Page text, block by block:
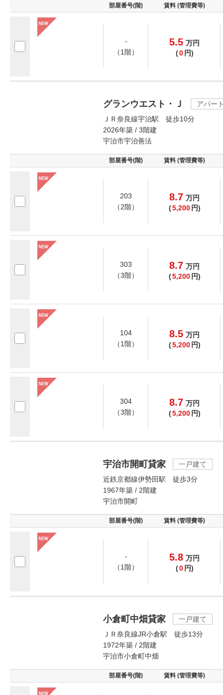
部屋番号(階) 賃料 (管理費等)
-
（1階）
5.5 万円
(0 円)
グランウエスト・Ｊ
アパー
ＪＲ奈良線宇治駅 徒歩10分
2026年築 / 3階建
宇治市宇治善法
部屋番号(階) 賃料 (管理費等)
203
（2階）
8.7 万円
(5,200 円)
303
（3階）
8.7 万円
(5,200 円)
104
（1階）
8.5 万円
(5,200 円)
304
（3階）
8.7 万円
(5,200 円)
宇治市開町貸家
一戸建て
近鉄京都線伊勢田駅 徒歩3分
1967年築 / 2階建
宇治市開町
部屋番号(階) 賃料 (管理費等)
-
（1階）
5.8 万円
(0 円)
小倉町中畑貸家
一戸建て
ＪＲ奈良線JR小倉駅 徒歩13分
1972年築 / 2階建
宇治市小倉町中畑
部屋番号(階) 賃料 (管理費等)